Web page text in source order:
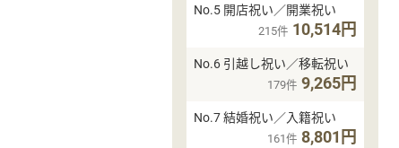
No.5 開店祝い／開業祝い
215件 10,514円
No.6 引越し祝い／移転祝い
179件 9,265円
No.7 結婚祝い／入籍祝い
161件 8,801円